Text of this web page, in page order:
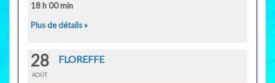
18 h 00 min
Plus de détails »
28
AOÛT
FLOREFFE